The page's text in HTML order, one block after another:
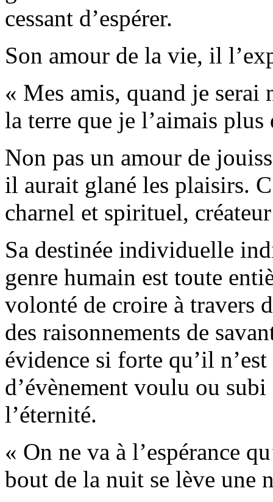
cessant d’espérer.
Son amour de la vie, il
« Mes amis, quand je
la terre que je l’aimais
Non pas un amour de
il aurait glané les plaisirs.
charnel et spirituel,
Sa destinée individuelle
genre humain est toute
volonté de croire à travers
des raisonnements de
évidence si forte qu’il
d’évènement voulu ou
l’éternité.
« On ne va à l’espérance
bout de la nuit se lève une